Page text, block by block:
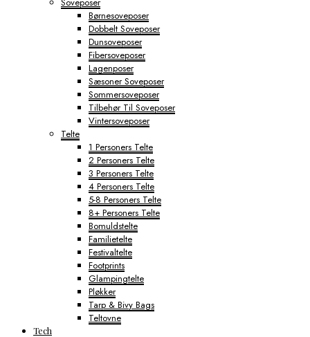
Børnesoveposer
Dobbelt Soveposer
Dunsoveposer
Fibersoveposer
Lagenposer
Sæsoner Soveposer
Sommersoveposer
Tilbehør Til Soveposer
Vintersoveposer
Telte
1 Personers Telte
2 Personers Telte
3 Personers Telte
4 Personers Telte
5-8 Personers Telte
8+ Personers Telte
Bomuldstelte
Familietelte
Festivaltelte
Footprints
Glampingtelte
Pløkker
Tarp & Bivy Bags
Teltovne
Tech